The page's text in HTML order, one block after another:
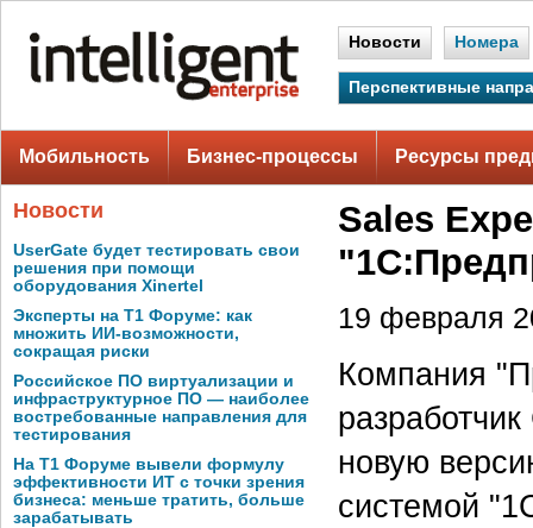
Новости Номера
Перспективные
Мобильность Бизнес-процессы Ресурсы
Новости
UserGate будет тестировать свои
решения при помощи
оборудования Xinertel
Эксперты на Т1 Форуме: как
множить ИИ-возможности,
сокращая риски
Российское ПО виртуализации и
инфраструктурное ПО — наиболее
востребованные направления для
тестирования
На Т1 Форуме вывели формулу
эффективности ИТ с точки зрения
бизнеса: меньше тратить, больше
зарабатывать
Sales
19 февраля
Компания
новую
системой